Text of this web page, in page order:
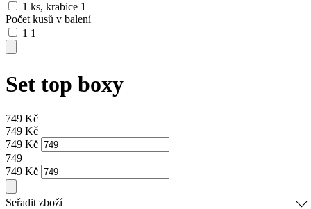
1 ks, krabice 1
Počet kusů v balení
1 1
Set top boxy
749 Kč
749 Kč
749 Kč
749
749 Kč
Seřadit zboží